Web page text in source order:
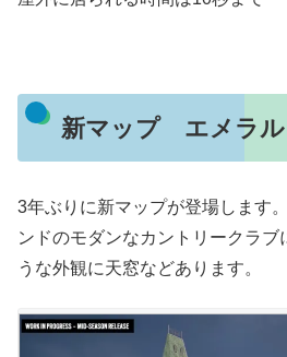
新マップ エメラル
3年ぶりに新マップが登場します
ンドのモダンなカントリークラブ
うな外観に天窓などあります。